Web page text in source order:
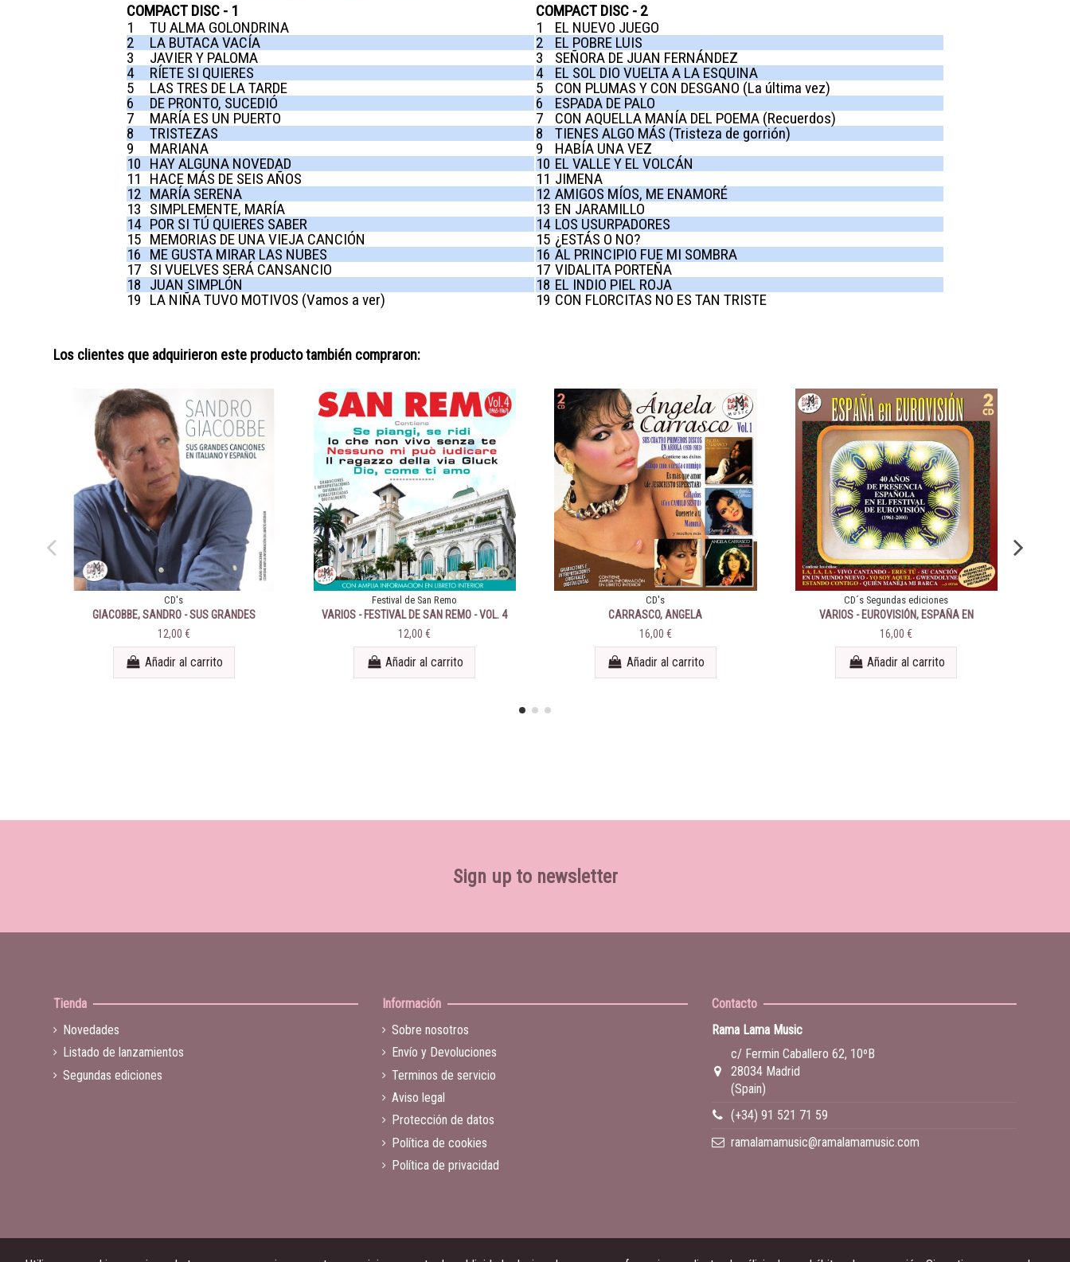
COMPACT DISC - 1
COMPACT DISC - 2
1
TU ALMA GOLONDRINA
2
LA BUTACA VACÍA
3
JAVIER Y PALOMA
4
RÍETE SI QUIERES
5
LAS TRES DE LA TARDE
6
DE PRONTO, SUCEDIÓ
7
MARÍA ES UN PUERTO
8
TRISTEZAS
9
MARIANA
10 HAY ALGUNA NOVEDAD
11
HACE MÁS DE SEIS AÑOS
12 MARÍA SERENA
13 SIMPLEMENTE, MARÍA
14 POR SI TÚ QUIERES SABER
15 MEMORIAS DE UNA VIEJA CANCIÓN
16 ME GUSTA MIRAR LAS NUBES
17 SI VUELVES SERÁ CANSANCIO
18 JUAN SIMPLÓN
19 LA NIÑA TUVO MOTIVOS (Vamos a ver)
1
EL NUEVO JUEGO
2
EL POBRE LUIS
3
SEÑORA DE JUAN FERNÁNDEZ
4
EL SOL DIO VUELTA A LA ESQUINA
5
CON PLUMAS Y CON DESGANO (La última vez)
6
ESPADA DE PALO
7
CON AQUELLA MANÍA DEL POEMA (Recuerdos)
8
TIENES ALGO MÁS (Tristeza de gorrión)
9
HABÍA UNA VEZ
10 EL VALLE Y EL VOLCÁN
11 JIMENA
12 AMIGOS MÍOS, ME ENAMORÉ
13 EN JARAMILLO
14 LOS USURPADORES
15 ¿ESTÁS O NO?
16 AL PRINCIPIO FUE MI SOMBRA
17 VIDALITA PORTEÑA
18 EL INDIO PIEL ROJA
19 CON FLORCITAS NO ES TAN TRISTE
Los clientes que adquirieron este producto también compraron:
CD's
GIACOBBE, SANDRO - SUS GRANDES
CANCIONES EN ITALIANO Y ESPAÑOL
12,00 €
Añadir al carrito
Festival de San Remo
VARIOS - FESTIVAL DE SAN REMO - VOL. 4
(1965-1967)
12,00 €
Añadir al carrito
CD's
CARRASCO, ANGELA
16,00 €
Añadir al carrito
CD´s Segundas ediciones
VARIOS - EUROVISIÓN, ESPAÑA EN
16,00 €
Añadir al carrito
Sign up to newsletter
Tienda
Novedades
Listado de lanzamientos
Segundas ediciones
Información
Sobre nosotros
Envío y Devoluciones
Terminos de servicio
Aviso legal
Protección de datos
Política de cookies
Política de privacidad
Contacto
Rama Lama Music
c/ Fermin Caballero 62, 10ºB
28034 Madrid
(Spain)
(+34) 91 521 71 59
ramalamamusic@ramalamamusic.com